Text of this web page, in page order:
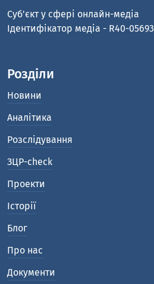
Cуб'єкт у сфері онлайн-медіа
Ідентифікатор медіа - R40-05693
Розділи
Новини
Аналітика
Розслідування
ЗЦР-check
Проекти
Історії
Блог
Про нас
Документи